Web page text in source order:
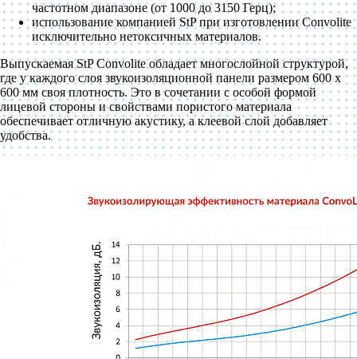
частотном диапазоне (от 1000 до 3150 Герц);
использование компанией StP при изготовлении Convolite
исключительно нетоксичных материалов.
Выпускаемая StP Convolite обладает многослойной структурой,
где у каждого слоя звукоизоляционной панели размером 600 x
600 мм своя плотность. Это в сочетании с особой формой
лицевой стороны и свойствами пористого материала
обеспечивает отличную акустику, а клеевой слой добавляет
удобства.